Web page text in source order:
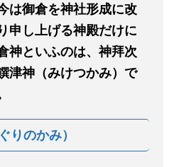
は御倉を神社形成に改
申し上げる神殿だけに
神といふのは、神拜次
津神（みけつかみ）で
りのかみ）